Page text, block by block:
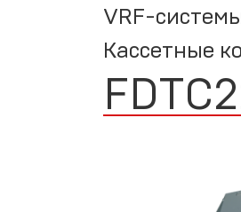
VRF-
Кассетные